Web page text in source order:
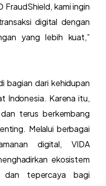
FraudShield, kami ingin
digital dengan
yang lebih kuat,”
bagian dari kehidupan
Indonesia. Karena itu,
terus berkembang
Melalui berbagai
digital, VIDA
ekosistem
tepercaya bagi